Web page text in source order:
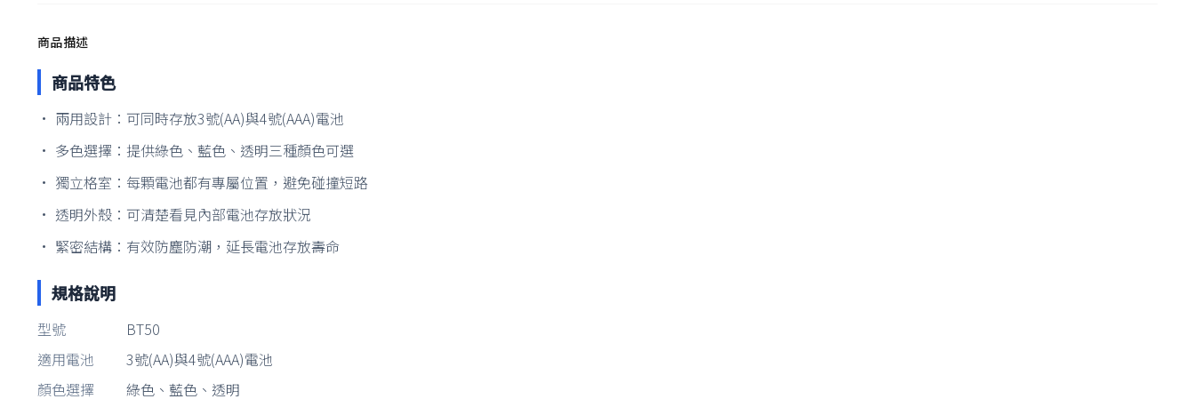
商品描述
商品特色
• 兩用設計：可同時存放3號(AA)與4號(AAA)電池
• 多色選擇：提供綠色、藍色、透明三種顏色可選
• 獨立格室：每顆電池都有專屬位置，避免碰撞短路
• 透明外殼：可清楚看見內部電池存放狀況
• 緊密結構：有效防塵防潮，延長電池存放壽命
規格說明
型號
BT50
適用電池
3號(AA)與4號(AAA)電池
顏色選擇
綠色、藍色、透明